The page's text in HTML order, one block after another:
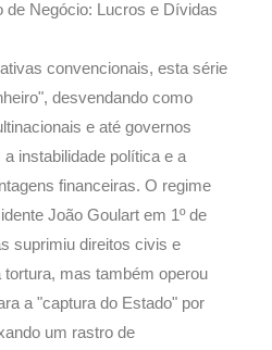
de Negócio: Lucros e Dívidas
convencionais, esta série
desvendando como
e até governos
instabilidade política e a
financeiras. O regime
João Goulart em 1º de
suprimiu direitos civis e
mas também operou
a "captura do Estado" por
um rastro de